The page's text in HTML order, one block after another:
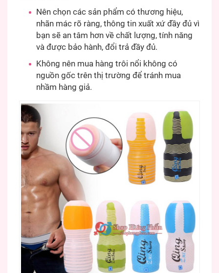
Nên chọn các sản phẩm có thương hiệu,
nhãn mác rõ ràng, thông tin xuất xứ đầy đủ vì
bạn sẽ an tâm hơn về chất lượng, tính năng
và được bảo hành, đổi trả đầy đủ.
Không nên mua hàng trôi nổi không có
nguồn gốc trên thị trường để tránh mua
nhầm hàng giả.